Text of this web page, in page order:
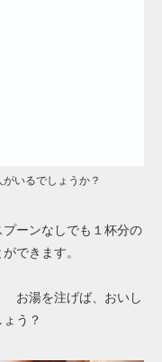
いるでしょうか？
ーンなしでも１杯分の
できます。
お湯を注げば、おいし
う？